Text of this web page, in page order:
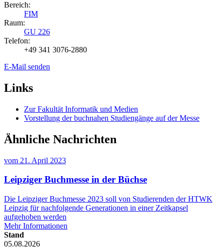
Bereich:
FIM
Raum:
GU 226
Telefon:
+49 341 3076-2880
E-Mail senden
Links
Zur Fakultät Informatik und Medien
Vorstellung der buchnahen Studiengänge auf der Messe
Ähnliche Nachrichten
vom 21. April 2023
Leipziger Buchmesse in der Büchse
Die Leipziger Buchmesse 2023 soll von Studierenden der HTWK
Leipzig für nachfolgende Generationen in einer Zeitkapsel
aufgehoben werden
Mehr Informationen
Stand
05.08.2026